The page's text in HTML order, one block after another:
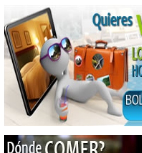
Convenciones
Centro de Convenciones